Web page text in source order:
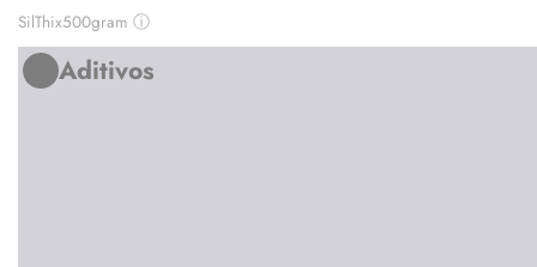
SilThix500gram ⓘ
Aditivos